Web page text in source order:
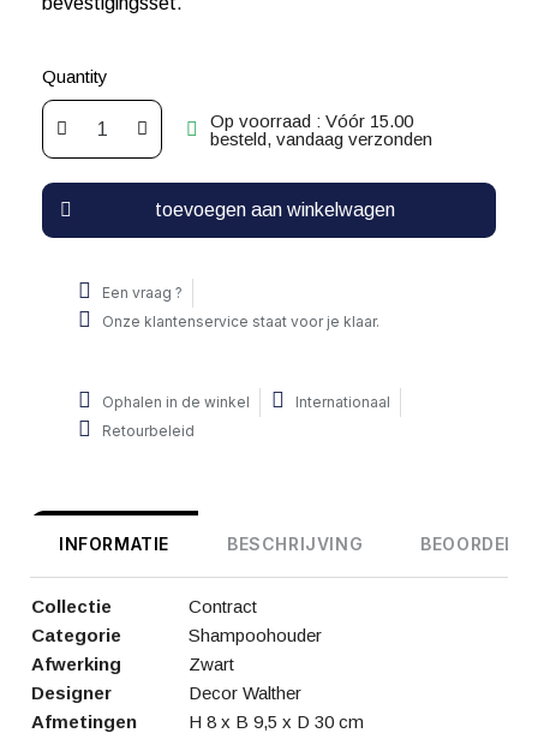
Quantity
Op voorraad : Vóór 15.00
besteld, vandaag verzonden
toevoegen aan winkelwagen
Een vraag ?
Onze klantenservice staat voor je klaar.
Ophalen in de winkel
Internationaal
Retourbeleid
INFORMATIE BESCHRIJVING
Collectie
Contract
Categorie
Shampoohouder
Afwerking
Zwart
Designer
Decor Walther
Afmetingen
H 8 x B 9,5 x D 30 cm